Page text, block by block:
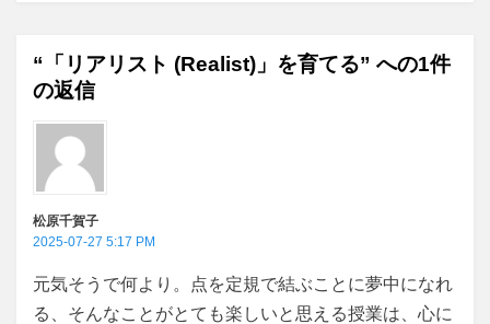
シ
ョ
ン
“「リアリスト (Realist)」を育てる” への1件
の返信
松原千賀子
2025-07-27 5:17 PM
元気そうで何より。点を定規で結ぶことに夢中になれ
る、そんなことがとても楽しいと思える授業は、心に